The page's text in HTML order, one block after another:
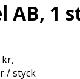
AB, 1
kr,
/ styck